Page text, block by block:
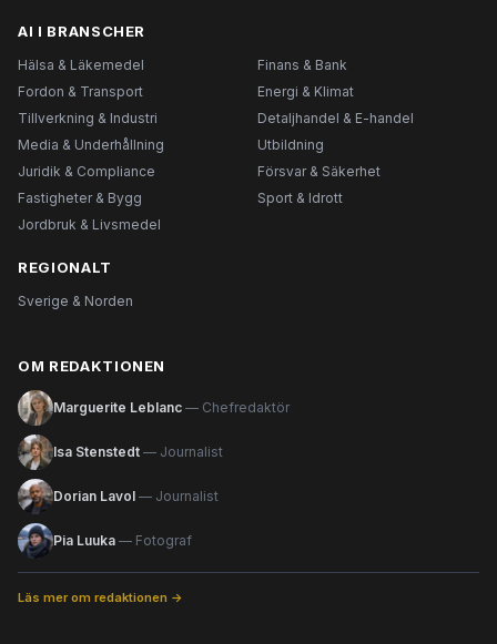
AI I BRANSCHER
Hälsa & Läkemedel
Finans & Bank
Fordon & Transport
Energi & Klimat
Tillverkning & Industri
Detaljhandel & E-handel
Media & Underhållning
Utbildning
Juridik & Compliance
Försvar & Säkerhet
Fastigheter & Bygg
Sport & Idrott
Jordbruk & Livsmedel
REGIONALT
Sverige & Norden
OM REDAKTIONEN
Marguerite Leblanc — Chefredaktör
Isa Stenstedt — Journalist
Dorian Lavol — Journalist
Pia Luuka — Fotograf
Läs mer om redaktionen →